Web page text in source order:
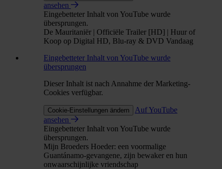
ansehen
Eingebetteter Inhalt von YouTube wurde
übersprungen.
De Mauritaniër | Officiële Trailer [HD] | Huur of
Koop op Digital HD, Blu-ray & DVD Vandaag
Eingebetteter Inhalt von YouTube wurde
übersprungen
Dieser Inhalt ist nach Annahme der Marketing-
Cookies verfügbar.
Cookie-Einstellungen ändern
Auf YouTube
ansehen
Eingebetteter Inhalt von YouTube wurde
übersprungen.
Mijn Broeders Hoeder: een voormalige
Guantánamo-gevangene, zijn bewaker en hun
onwaarschijnlijke vriendschap